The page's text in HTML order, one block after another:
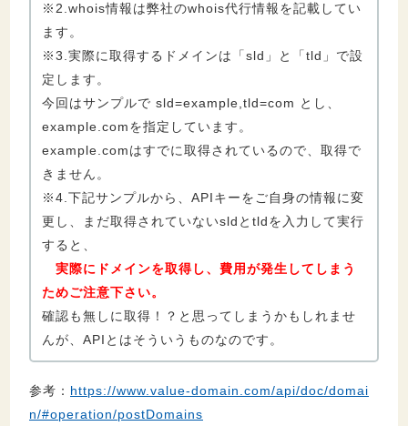
※2.whois情報は弊社のwhois代行情報を記載してい
ます。
※3.実際に取得するドメインは「sld」と「tld」で設
定します。
今回はサンプルで sld=example,tld=com とし、
example.comを指定しています。
example.comはすでに取得されているので、取得で
きません。
※4.下記サンプルから、APIキーをご自身の情報に変
更し、まだ取得されていないsldとtldを入力して実行
すると、
実際にドメインを取得し、費用が発生してしまう
ためご注意下さい。
確認も無しに取得！？と思ってしまうかもしれませ
んが、APIとはそういうものなのです。
参考： https://www.value-domain.com/api/doc/domai
n/#operation/postDomains